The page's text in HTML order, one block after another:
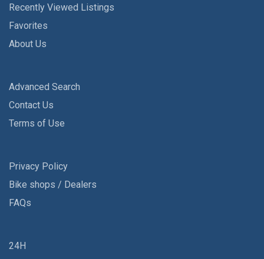
Recently Viewed Listings
Favorites
About Us
Advanced Search
Contact Us
Terms of Use
Privacy Policy
Bike shops / Dealers
FAQs
24H